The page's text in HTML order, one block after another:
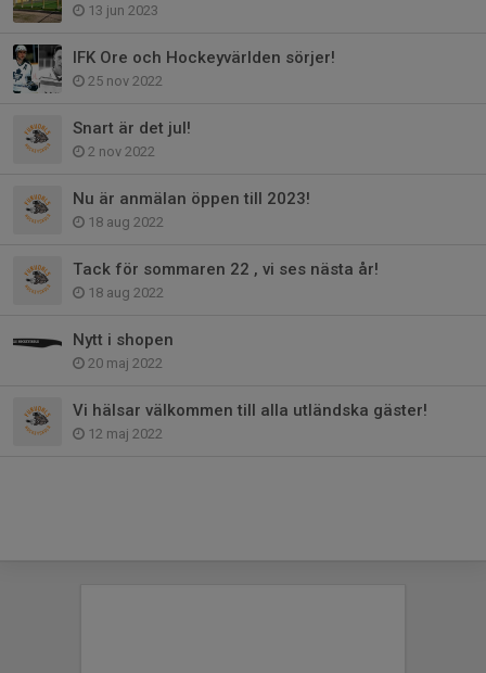
13 jun 2023
IFK Ore och Hockeyvärlden sörjer!
25 nov 2022
Snart är det jul!
2 nov 2022
Nu är anmälan öppen till 2023!
18 aug 2022
Tack för sommaren 22 , vi ses nästa år!
18 aug 2022
Nytt i shopen
20 maj 2022
Vi hälsar välkommen till alla utländska gäster!
12 maj 2022